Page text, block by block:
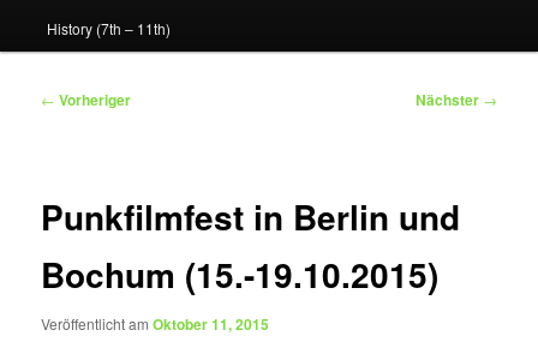
History (7th – 11th)
Beitragsnavigation
← Vorheriger Nächster →
Punkfilmfest in Berlin und
Bochum (15.-19.10.2015)
Veröffentlicht amOktober 11, 2015